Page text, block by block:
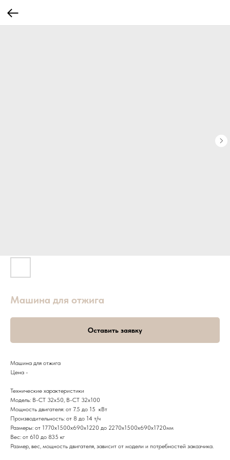
Машина для отжига
Оставить заявку
Машина для отжига
Цена -
Технические характеристики
Модель: B-CT 32x50, B-CT 32x100
Мощность двигателя: от 7.5 до 15 кВт
Производительность: от 8 до 14 т/ч
Размеры: от 1770х1500х690х1220 до 2270х1500х690х1720мм
Вес: от 610 до 835 кг
Размер, вес, мощность двигателя, зависит от модели и потребностей заказчика.